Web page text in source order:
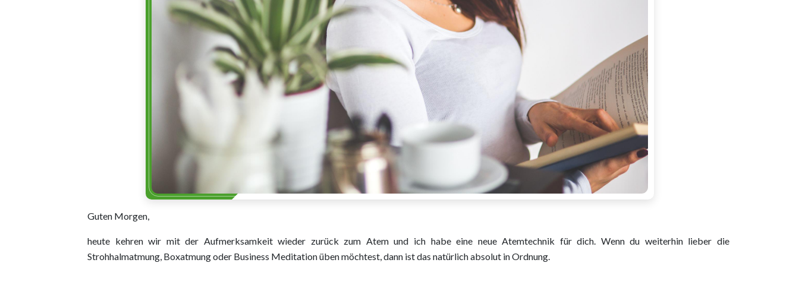
Guten Morgen,
heute kehren wir mit der Aufmerksamkeit wieder zurück zum Atem und ich habe eine neue Atemtechnik für dich. Wenn du weiterhin lieber die
Strohhalmatmung, Boxatmung oder Business Meditation üben möchtest, dann ist das natürlich absolut in Ordnung.